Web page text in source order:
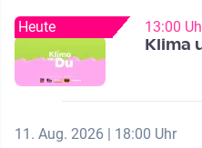
Heute 13:00
Klima
11. Aug. 2026 | 18:00 Uhr